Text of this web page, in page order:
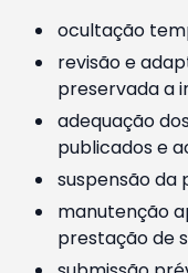
ocultação
revisão e
preservada a
adequação
publicados e
suspensão da
manutenção
prestação de